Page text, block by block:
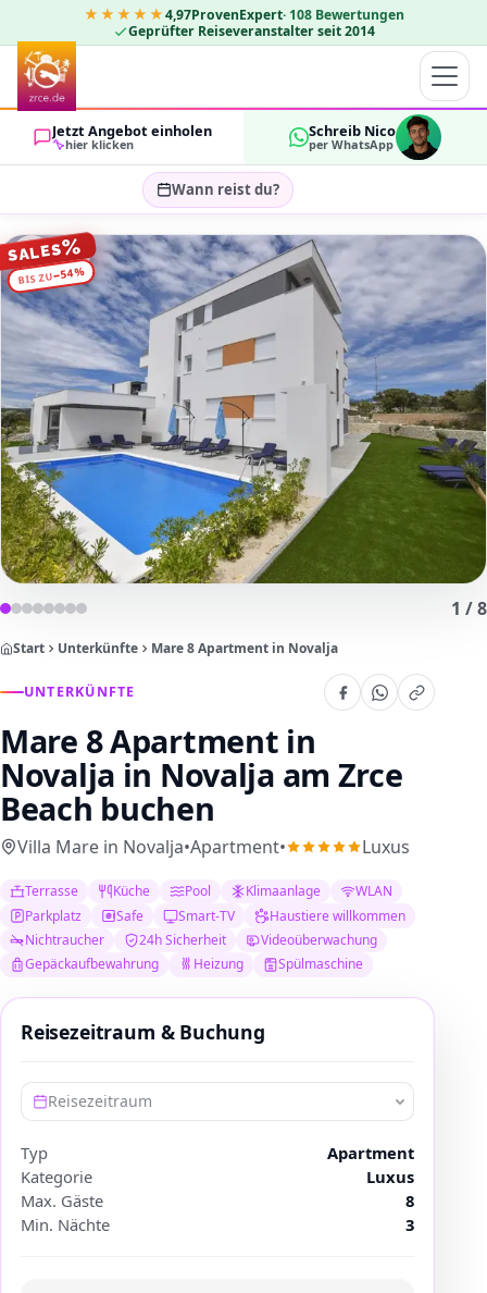
★★★★★4,97ProvenExpert· 108 Bewertungen
Geprüfter Reiseveranstalter seit 2014
Jetzt Angebot einholen
hier klicken
Schreib Nico
per WhatsApp
Wann reist du?
Reisezeitraum wählen…
GÄSTE
2
1 /8
SALES%
BIS ZU−54%
Start Unterkünfte Mare 8 Apartment in Novalja
UNTERKÜNFTE
Mare 8 Apartment in
Novalja in Novalja am Zrce
Beach buchen
Villa Mare in Novalja•Apartment• Luxus
Terrasse Küche Pool Klimaanlage
WLAN
Parkplatz
Safe Smart-TV
Haustiere willkommen
Nichtraucher
24h Sicherheit
Videoüberwachung
Gepäckaufbewahrung
Heizung Spülmaschine
Reisezeitraum & Buchung
Reisezeitraum
Typ
Apartment
Kategorie
Luxus
Max. Gäste
8
Min. Nächte
3